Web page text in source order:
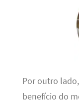
Por outro
benefício do